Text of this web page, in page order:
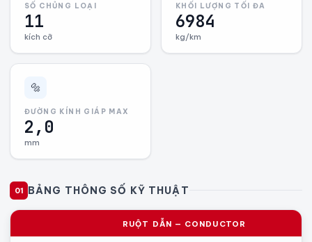
SỐ CHỦNG LOẠI
11
kích cỡ
KHỐI LƯỢNG TỐI ĐA
6984
kg/km
🔩
ĐƯỜNG KÍNH GIÁP MAX
2,0
mm
01 BẢNG THÔNG SỐ KỸ THUẬT
RUỘT DẪN — CONDUCTOR